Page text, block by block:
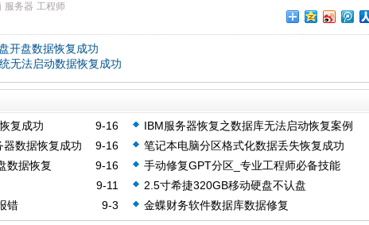
服务器 工程师
开盘数据恢复成功
无法启动数据恢复成功
9-16
复成功
IBM服务器恢复之数据库无法启动恢复案例
9-16
数据恢复成功
笔记本电脑分区格式化数据丢失恢复成功
9-16
数据恢复
手动修复GPT分区_专业工程师必备技能
9-11
2.5寸希捷320GB移动硬盘不认盘
9-3
错 金蝶财务软件数据库数据修复